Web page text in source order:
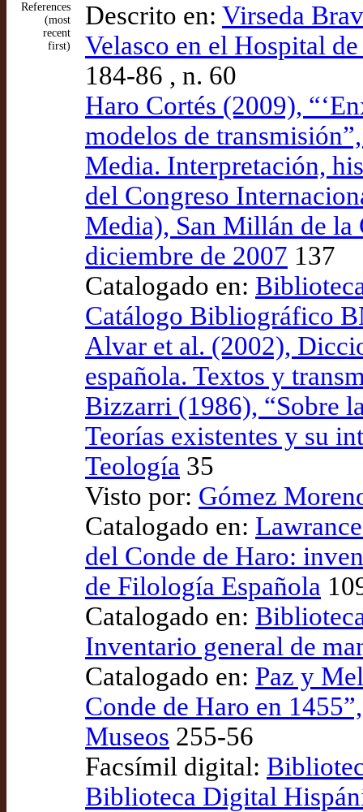
References
(most
recent
first)
Descrito en: Virseda
Velasco en el Hospital
184-86 , n. 60
Haro Cortés (2009),
modelos de
Media. Interpretación,
del Congreso
Media), San Millán de la
diciembre de 2007 137
Catalogado en:
Catálogo Bibliográfico
Alvar et al. (2002),
española. Textos y
Bizzarri (1986), “Sobre
Teorías existentes y su
Teología 35
Visto por: Gómez
Catalogado en:
del Conde de Haro:
de Filología Española
Catalogado en:
Inventario general de
Catalogado en: Paz y
Conde de Haro en
Museos 255-56
Facsímil digital:
Biblioteca Digital